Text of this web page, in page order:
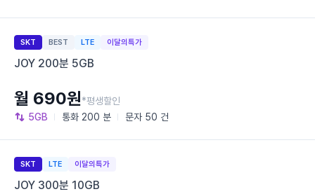
SKT BEST LTE 이달의특가
JOY 200분 5GB
5GB 통화 200 분 문자 50 건
월 690원*평생할인
SKT LTE 이달의특가
JOY 300분 10GB